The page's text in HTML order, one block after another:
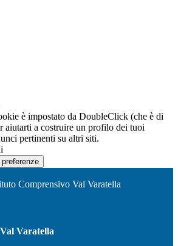
è impostato da DoubleClick (che è di
aiutarti a costruire un profilo dei tuoi
pertinenti su altri siti.
Comprensivo Val Varatella
Varatella